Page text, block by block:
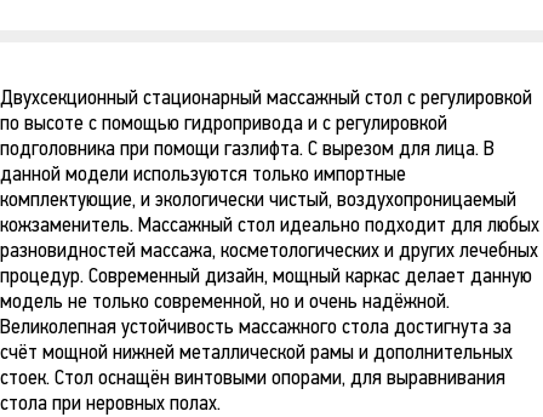
Двухсекционный стационарный массажный стол с регулировкой
по высоте с помощью гидропривода и с регулировкой
подголовника при помощи газлифта. С вырезом для лица. В
данной модели используются только импортные
комплектующие, и экологически чистый, воздухопроницаемый
кожзаменитель. Массажный стол идеально подходит для любых
разновидностей массажа, косметологических и других лечебных
процедур. Современный дизайн, мощный каркас делает данную
модель не только современной, но и очень надёжной.
Великолепная устойчивость массажного стола достигнута за
счёт мощной нижней металлической рамы и дополнительных
стоек. Стол оснащён винтовыми опорами, для выравнивания
стола при неровных полах.